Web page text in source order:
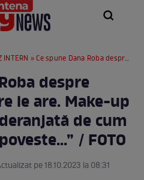
INTERN » Ce spune Dana Roba despre cicatricile pe care le are. Make-up artista nu este deranjată de cum arată acum: „O poveste...” / FOTO
despre
le are. Make-up
de cum
/ FOTO
pe 18.10.2023 la 08:31